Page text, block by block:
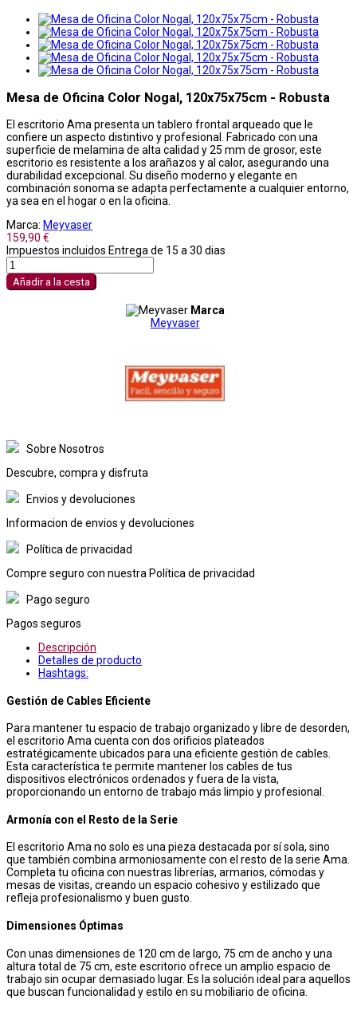
Mesa de Oficina Color Nogal, 120x75x75cm - Robusta
El escritorio Ama presenta un tablero frontal arqueado que le
confiere un aspecto distintivo y profesional. Fabricado con una
superficie de melamina de alta calidad y 25 mm de grosor, este
escritorio es resistente a los arañazos y al calor, asegurando una
durabilidad excepcional. Su diseño moderno y elegante en
combinación sonoma se adapta perfectamente a cualquier entorno,
ya sea en el hogar o en la oficina.
Marca: Meyvaser
159,90 €
Impuestos incluidos Entrega de 15 a 30 dias
Añadir a la cesta
Marca
Meyvaser
Sobre Nosotros
Descubre, compra y disfruta
Envios y devoluciones
Informacion de envios y devoluciones
Política de privacidad
Compre seguro con nuestra Política de privacidad
Pago seguro
Pagos seguros
Descripción
Detalles de producto
Hashtags:
Gestión de Cables Eficiente
Para mantener tu espacio de trabajo organizado y libre de desorden,
el escritorio Ama cuenta con dos orificios plateados
estratégicamente ubicados para una eficiente gestión de cables.
Esta característica te permite mantener los cables de tus
dispositivos electrónicos ordenados y fuera de la vista,
proporcionando un entorno de trabajo más limpio y profesional.
Armonía con el Resto de la Serie
El escritorio Ama no solo es una pieza destacada por sí sola, sino
que también combina armoniosamente con el resto de la serie Ama.
Completa tu oficina con nuestras librerías, armarios, cómodas y
mesas de visitas, creando un espacio cohesivo y estilizado que
refleja profesionalismo y buen gusto.
Dimensiones Óptimas
Con unas dimensiones de 120 cm de largo, 75 cm de ancho y una
altura total de 75 cm, este escritorio ofrece un amplio espacio de
trabajo sin ocupar demasiado lugar. Es la solución ideal para aquellos
que buscan funcionalidad y estilo en su mobiliario de oficina.